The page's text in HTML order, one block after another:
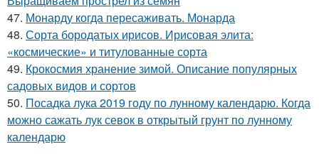
47. Монарду когда пересаживать. Монарда
48. Сорта бородатых ирисов. Ирисовая элита:
«космические» и титулованные сорта
49. Крокосмия хранение зимой. Описание популярных
садовых видов и сортов
50. Посадка лука 2019 году по лунному календарю. Когда
можно сажать лук севок в открытый грунт по лунному
календарю